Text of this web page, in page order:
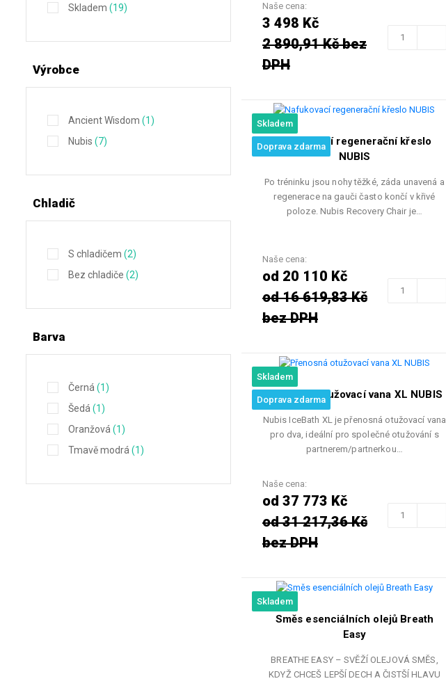
Skladem (19)
Výrobce
Ancient Wisdom (1)
Nubis (7)
Chladič
S chladičem (2)
Bez chladiče (2)
Barva
Černá (1)
Šedá (1)
Oranžová (1)
Tmavě modrá (1)
Naše cena:
3 498 Kč
2 890,91 Kč bez
DPH
Skladem
Doprava zdarma
Nafukovací regenerační křeslo
NUBIS
Po tréninku jsou nohy těžké, záda unavená a
regenerace na gauči často končí v křivé
poloze. Nubis Recovery Chair je…
Naše cena:
od 20 110 Kč
od 16 619,83 Kč
bez DPH
Skladem
Doprava zdarma
Přenosná otužovací vana XL NUBIS
Nubis IceBath XL je přenosná otužovací vana
pro dva, ideální pro společné otužování s
partnerem/partnerkou…
Naše cena:
od 37 773 Kč
od 31 217,36 Kč
bez DPH
Skladem
Směs esenciálních olejů Breath
Easy
BREATHE EASY – SVĚŽÍ OLEJOVÁ SMĚS,
KDYŽ CHCEŠ LEPŠÍ DECH A ČISTŠÍ HLAVU